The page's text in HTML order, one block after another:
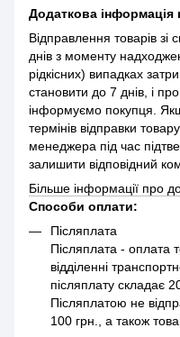
Додаткова інформація
Відправлення товарів зі
днів з моменту
рідкісних) випадках
становити до 7 днів, і
інформуємо покупця.
термінів відправки
менеджера під час
залишити відповідний
Більше інформації про
Способи оплати:
Післяплата
Післяплата - оплата
відділенні
післяплату складає
Післяплатою не
100 грн., а також